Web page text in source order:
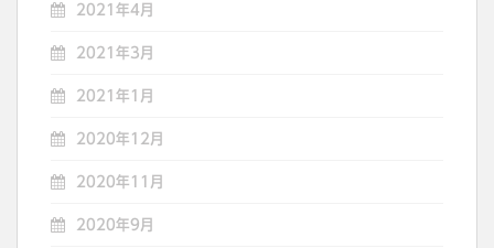
2021年4月
2021年3月
2021年1月
2020年12月
2020年11月
2020年9月